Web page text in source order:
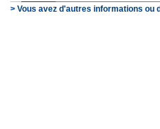
> Vous avez d'autres informations ou